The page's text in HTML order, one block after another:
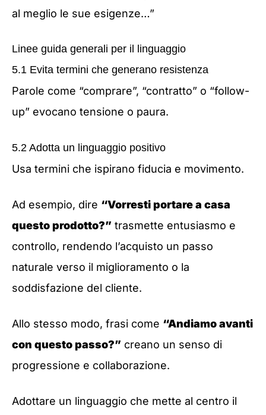
al meglio le sue esigenze…”
Linee guida generali per il linguaggio
5.1 Evita termini che generano resistenza
Parole come “comprare”, “contratto” o “follow-
up” evocano tensione o paura.
5.2 Adotta un linguaggio positivo
Usa termini che ispirano fiducia e movimento.
Ad esempio, dire “Vorresti portare a casa
questo prodotto?” trasmette entusiasmo e
controllo, rendendo l’acquisto un passo
naturale verso il miglioramento o la
soddisfazione del cliente.
Allo stesso modo, frasi come “Andiamo avanti
con questo passo?” creano un senso di
progressione e collaborazione.
Adottare un linguaggio che mette al centro il